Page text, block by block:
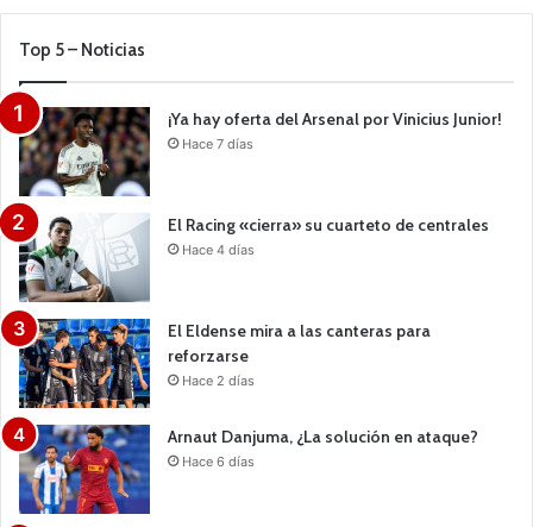
Top 5 – Noticias
¡Ya hay oferta del Arsenal por Vinicius Junior!
Hace 7 días
El Racing «cierra» su cuarteto de centrales
Hace 4 días
El Eldense mira a las canteras para
reforzarse
Hace 2 días
Arnaut Danjuma, ¿La solución en ataque?
Hace 6 días